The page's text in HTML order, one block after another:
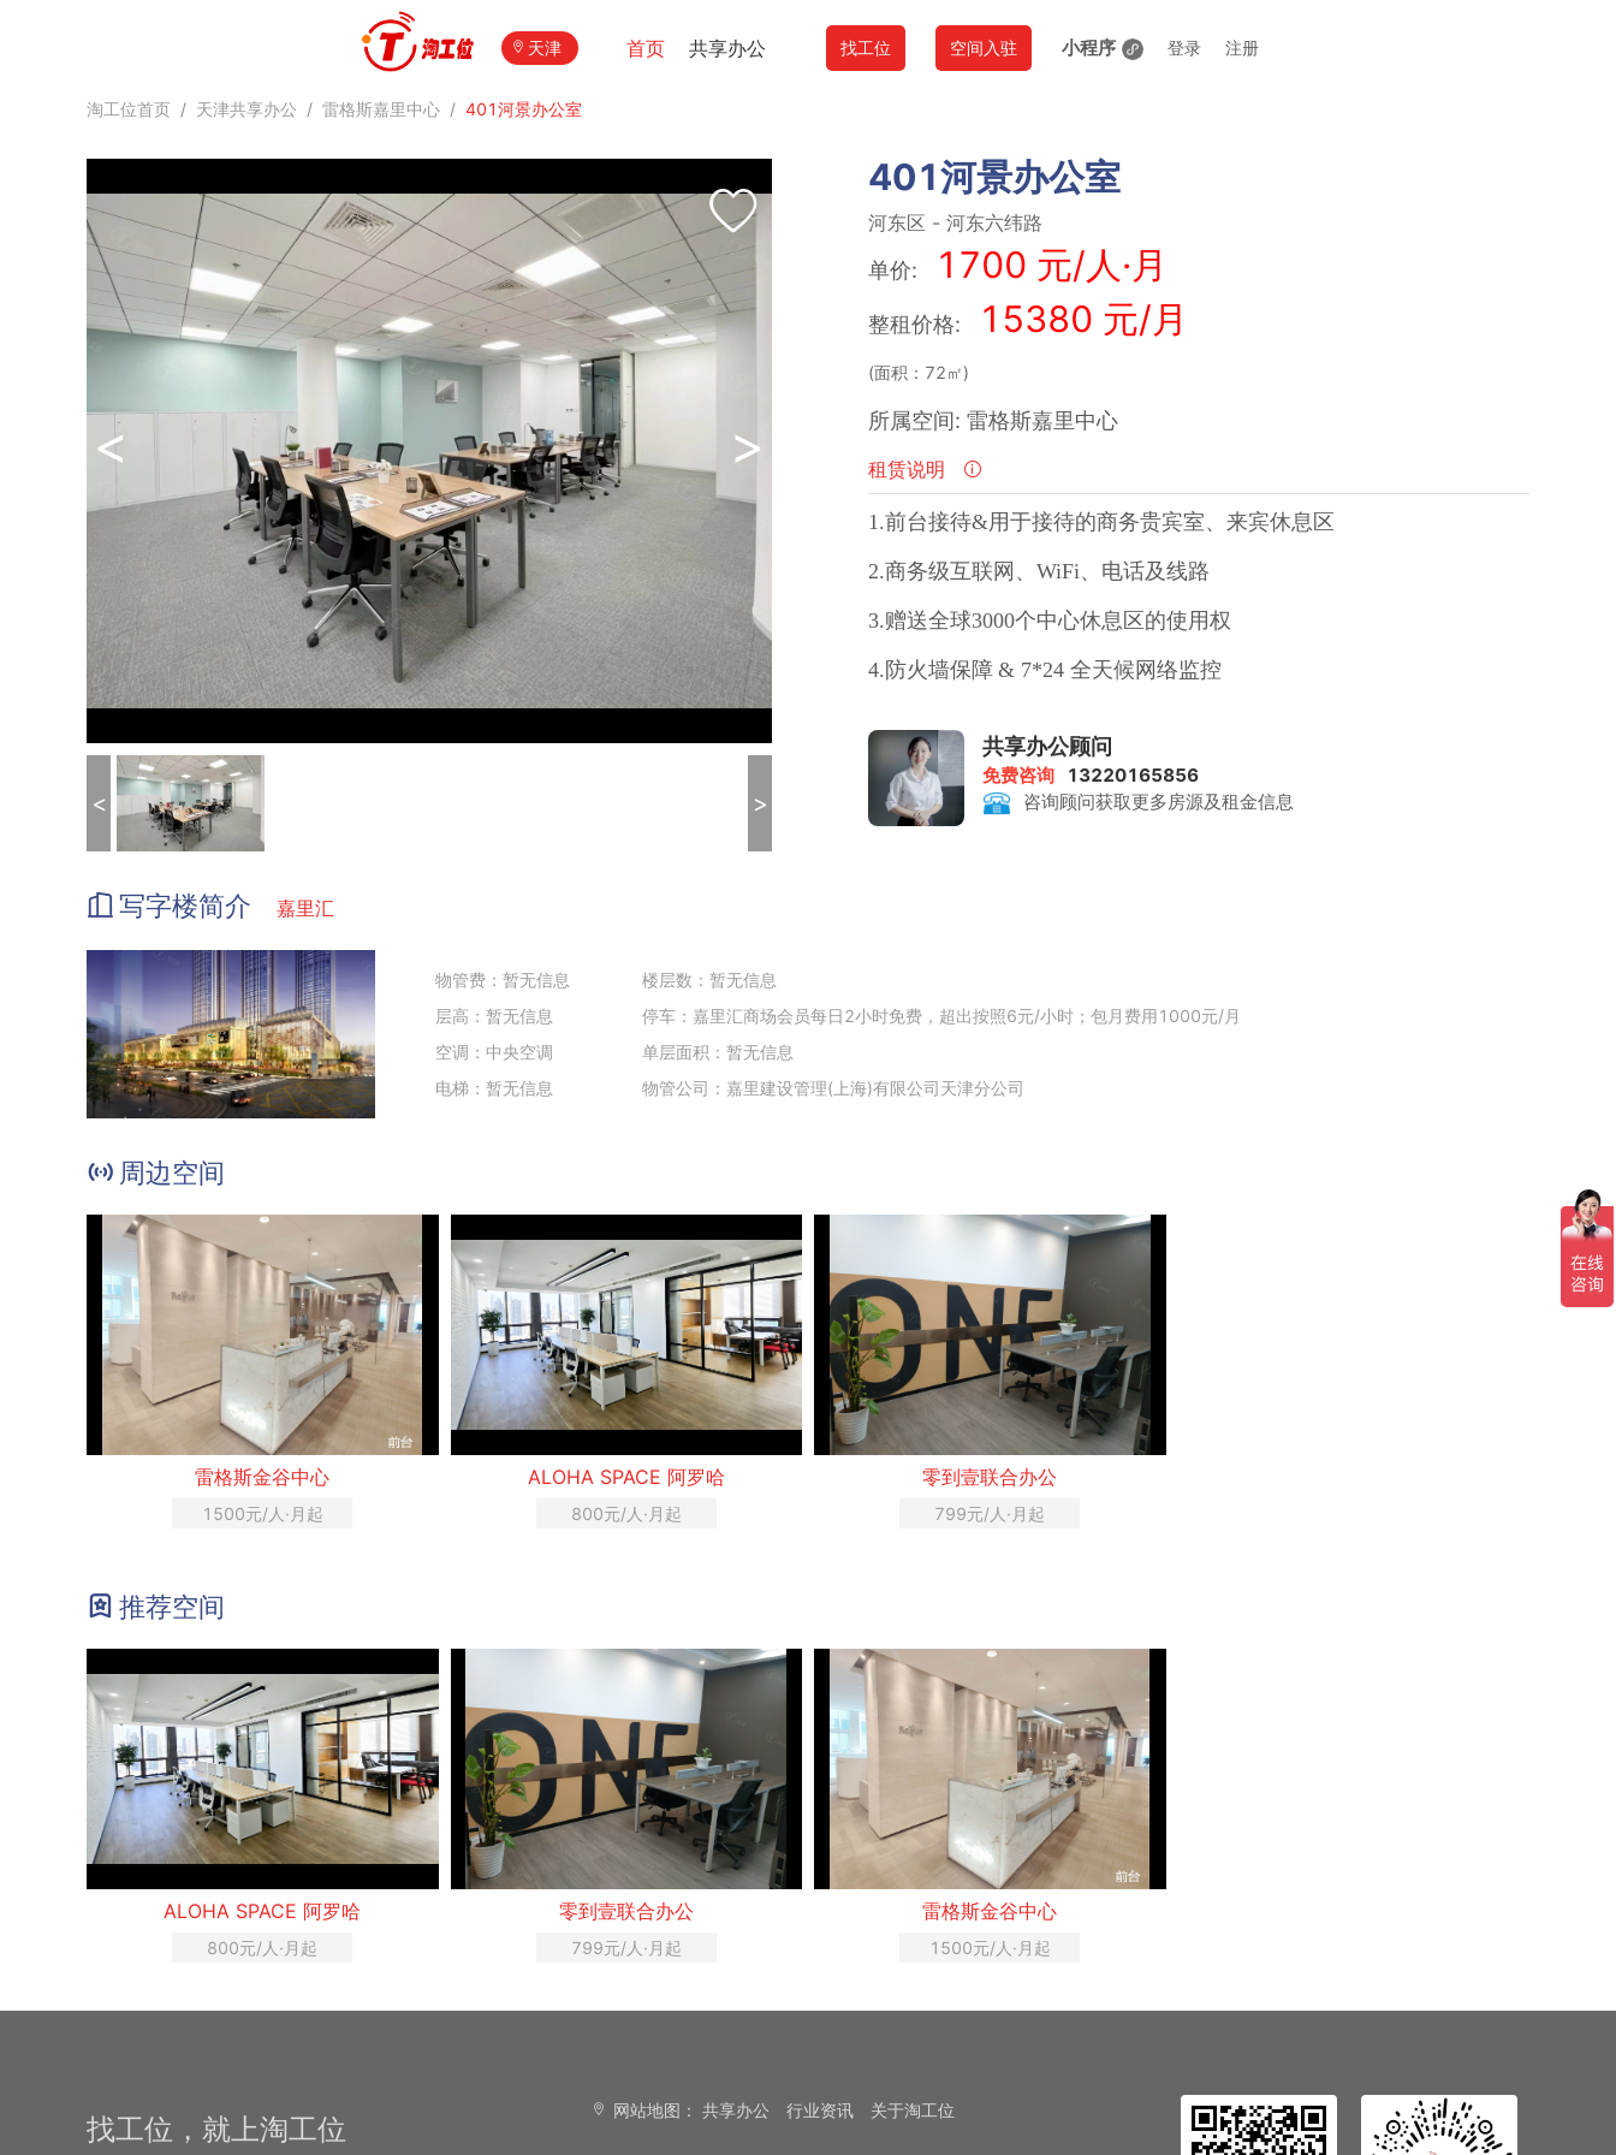
天津 首页 共享办公 找工位 空间入驻 小程序 登录 注册
淘工位首页 / 天津共享办公 / 雷格斯嘉里中心 / 401河景办公室
< >
< >
401河景办公室
河东区 - 河东六纬路
单价: 1700 元/人·月
整租价格: 15380 元/月
(面积：72㎡)
所属空间: 雷格斯嘉里中心
租赁说明
1.前台接待&用于接待的商务贵宾室、来宾休息区
2.商务级互联网、 WiFi、电话及线路
3.赠送全球3000个中心休息区的使用权
4. 防火墙保障 & 7*24 全天候网络监控
共享办公顾问
免费咨询
13220165856
咨询顾问获取更多房源及租金信息
写字楼简介 嘉里汇
物管费：暂无信息
层高：暂无信息
空调：中央空调
电梯：暂无信息
楼层数：暂无信息
停车：嘉里汇商场会员每日2小时免费，超出按照6元/小时；包月费用1000元/月
单层面积：暂无信息
物管公司：嘉里建设管理(上海)有限公司天津分公司
周边空间
雷格斯金谷中心
1500元/人·月起
ALOHA SPACE 阿罗哈
800元/人·月起
零到壹联合办公
799元/人·月起
推荐空间
ALOHA SPACE 阿罗哈
800元/人·月起
零到壹联合办公
799元/人·月起
雷格斯金谷中心
1500元/人·月起
找工位，就上淘工位
网站地图： 共享办公 行业资讯 关于淘工位